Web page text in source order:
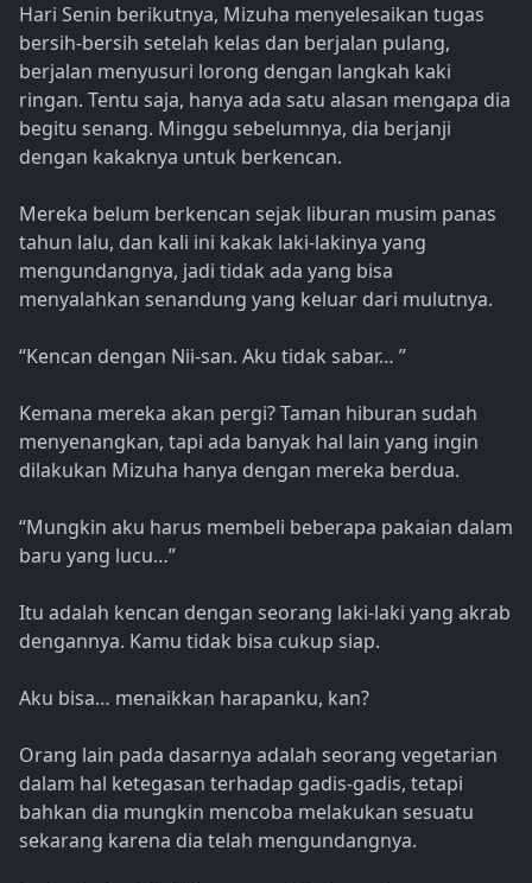
Hari Senin berikutnya, Mizuha menyelesaikan tugas
bersih-bersih setelah kelas dan berjalan pulang,
berjalan menyusuri lorong dengan langkah kaki
ringan. Tentu saja, hanya ada satu alasan mengapa dia
begitu senang. Minggu sebelumnya, dia berjanji
dengan kakaknya untuk berkencan.
Mereka belum berkencan sejak liburan musim panas
tahun lalu, dan kali ini kakak laki-lakinya yang
mengundangnya, jadi tidak ada yang bisa
menyalahkan senandung yang keluar dari mulutnya.
“Kencan dengan Nii-san. Aku tidak sabar… ”
Kemana mereka akan pergi? Taman hiburan sudah
menyenangkan, tapi ada banyak hal lain yang ingin
dilakukan Mizuha hanya dengan mereka berdua.
“Mungkin aku harus membeli beberapa pakaian dalam
baru yang lucu…”
Itu adalah kencan dengan seorang laki-laki yang akrab
dengannya. Kamu tidak bisa cukup siap.
Aku bisa… menaikkan harapanku, kan?
Orang lain pada dasarnya adalah seorang vegetarian
dalam hal ketegasan terhadap gadis-gadis, tetapi
bahkan dia mungkin mencoba melakukan sesuatu
sekarang karena dia telah mengundangnya.